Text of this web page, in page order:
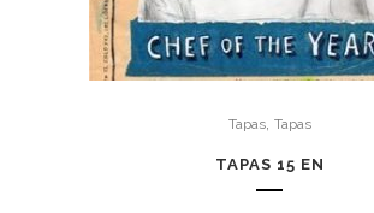
Tapas, Tapas
TAPAS 15 EN